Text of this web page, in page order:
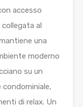
accesso
collegata al
una
moderno
su un
di relax. Un